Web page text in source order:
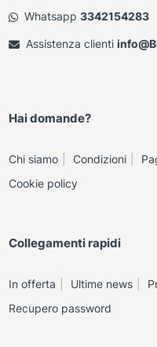
Whatsapp 3342154283
Assistenza clienti
Hai domande?
Chi siamo Condizioni
Cookie policy
Collegamenti rapidi
In offerta Ultime news
Recupero password